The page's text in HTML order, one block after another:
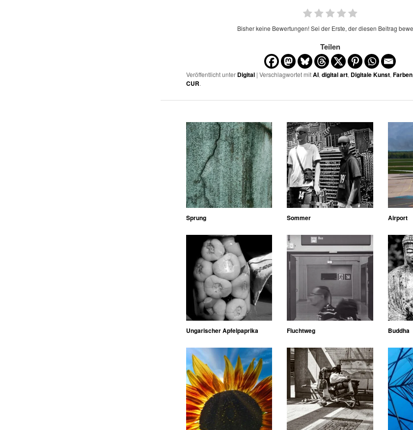
Bisher keine Bewertungen! Sei der Erste, der diesen Beitrag
Teilen
Veröffentlicht unter Digital | Verschlagwortet mitAI,digital art, Digitale Kunst,Farben
CUR.
Sprung Sommer Airport
Ungarischer Apfelpaprika Fluchtweg Buddha